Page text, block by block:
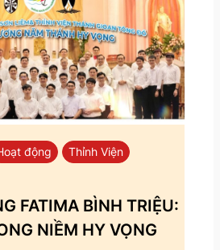
động
Thỉnh Viện
FATIMA BÌNH TRIỆU:
NIỀM HY VỌNG